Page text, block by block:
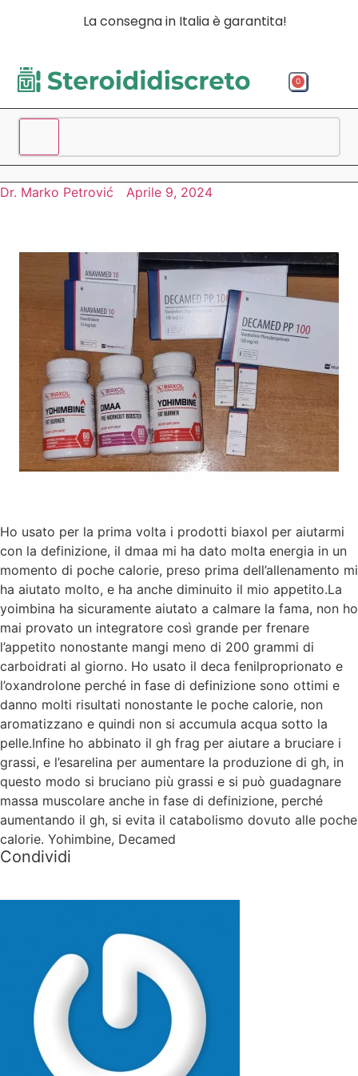
La consegna in Italia è garantita!
0
Dr. Marko Petrović Aprile 9, 2024
Ho usato per la prima volta i prodotti biaxol per aiutarmi
con la definizione, il dmaa mi ha dato molta energia in un
momento di poche calorie, preso prima dell’allenamento mi
ha aiutato molto, e ha anche diminuito il mio appetito.La
yoimbina ha sicuramente aiutato a calmare la fama, non ho
mai provato un integratore così grande per frenare
l’appetito nonostante mangi meno di 200 grammi di
carboidrati al giorno. Ho usato il deca fenilproprionato e
l’oxandrolone perché in fase di definizione sono ottimi e
danno molti risultati nonostante le poche calorie, non
aromatizzano e quindi non si accumula acqua sotto la
pelle.Infine ho abbinato il gh frag per aiutare a bruciare i
grassi, e l’esarelina per aumentare la produzione di gh, in
questo modo si bruciano più grassi e si può guadagnare
massa muscolare anche in fase di definizione, perché
aumentando il gh, si evita il catabolismo dovuto alle poche
calorie. Yohimbine, Decamed
Condividi